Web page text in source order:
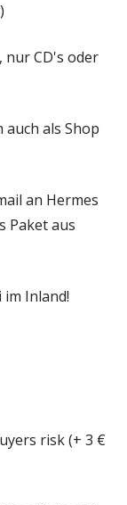
nur CD's oder
auch als Shop
an Hermes
Paket aus
Inland!
risk (+ 3 €